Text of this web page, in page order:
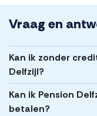
Vraag en
Kan ik zonder
Delfzijl?
Kan ik Pension
betalen?